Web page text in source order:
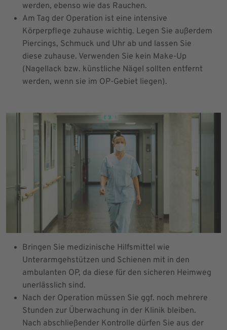
werden, ebenso wie das Rauchen.
Am Tag der Operation ist eine intensive
Körperpflege zuhause wichtig. Legen Sie außerdem
Piercings, Schmuck und Uhr ab und lassen Sie
diese zuhause. Verwenden Sie kein Make-Up
(Nagellack bzw. künstliche Nägel sollten entfernt
werden, wenn sie im OP-Gebiet liegen).
Bringen Sie medizinische Hilfsmittel wie
Unterarmgehstützen und Schienen mit in den
ambulanten OP, da diese für den sicheren Heimweg
unerlässlich sind.
Nach der Operation müssen Sie ggf. noch mehrere
Stunden zur Überwachung in der Klinik bleiben.
Nach abschließender Kontrolle dürfen Sie aus der